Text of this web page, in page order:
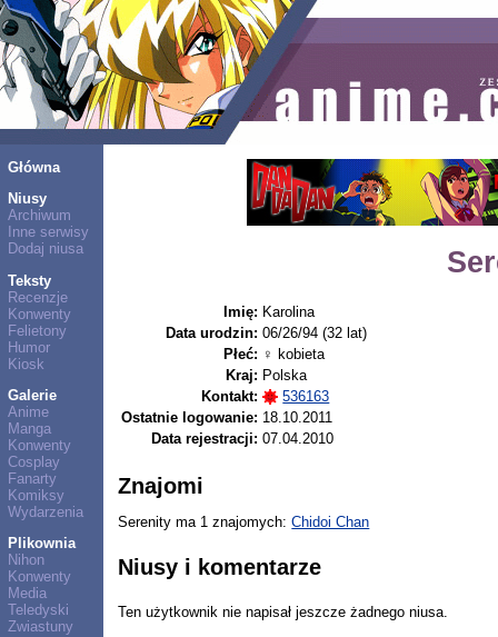
Główna
Niusy
Archiwum
Inne serwisy
Dodaj niusa
Teksty
Recenzje
Konwenty
Felietony
Humor
Kiosk
Galerie
Anime
Manga
Konwenty
Cosplay
Fanarty
Komiksy
Wydarzenia
Plikownia
Nihon
Konwenty
Media
Teledyski
Zwiastuny
Imię: Karolina
Data urodzin: 06/26/94 (32 lat)
Płeć: ♀ kobieta
Kraj: Polska
Kontakt:
536163
Ostatnie logowanie: 18.10.2011
Data rejestracji: 07.04.2010
Znajomi
Serenity ma 1 znajomych:Chidoi Chan
Niusy i komentarze
Ten użytkownik nie napisał jeszcze żadnego niusa.